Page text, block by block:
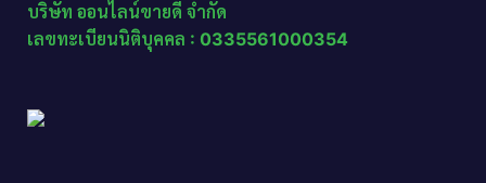
บริษัท ออนไลน์ขายดี จำกัด
เลขทะเบียนนิติบุคคล : 0335561000354